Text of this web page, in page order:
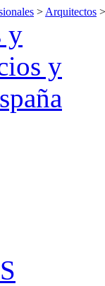
> Arquitectos